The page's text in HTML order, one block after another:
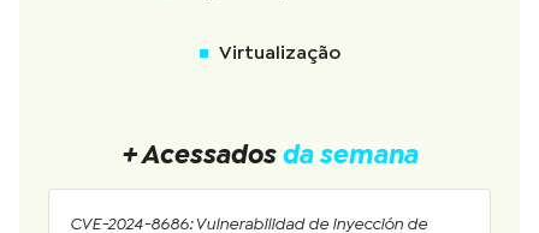
Virtualização
+ Acessados da semana
CVE-2024-8686: Vulnerabilidad de inyección de